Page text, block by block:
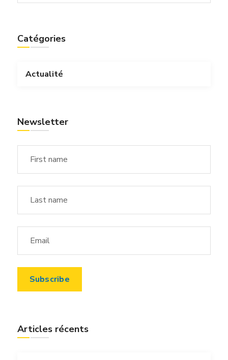
Catégories
Actualité
Newsletter
Articles récents